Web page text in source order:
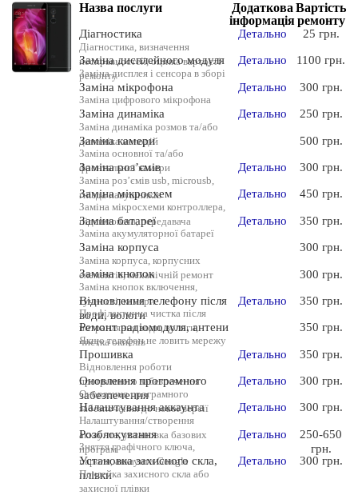
Назва послуги
Діагностика
Діагностика, визначення
несправностей, оцінка вартості
ремонту
Заміна дисплейного модуля
Заміна дисплея і сенсора в зборі
Заміна мікрофона
Заміна цифрового мікрофона
Заміна динаміка
Заміна динаміка розмов та/або
динаміка мелодій
Заміна камери
Заміна основної та/або
фронтальної камери
Заміна роз’ємів
Заміна роз’ємів usb, microusb,
гнізда навушників
Заміна мікросхем
Заміна мікросхеми контроллера,
підсилювача, передавача
Заміна батареї
Заміна акумуляторної батареї
Заміна корпуса
Заміна корпуса, корпусних
елементів, механічній ремонт
Заміна кнопок
Заміна кнопок включення,
гучності, камери
Відновлення телефону після
води, вологи
Профілактична чистка після
потрапляння води, вологи,
чистка окислів
Ремонт радіомодуля, антени
Якщо телефон не ловить мережу
Прошивка
Відновлення роботи
програмного забезпечення
Оновлення програмного
забезпечення
Оновлення програмного
забезпечення до нової версії
Налаштування аккаунта
Налаштування/створення
аккаунта, установка базових
програм
Розблокування
Зняття графічного ключа,
пароля, аккаунта Google
Установка захисного скла,
плівки
Поклейка захисного скла або
захисної плівки
Додаткова
інформація
Детально
Детально
Детально
Детально
Детально
Детально
Детально
Детально
Детально
Детально
Детально
Детально
Детально
Вартість
ремонту
25 грн.
1100 грн.
300 грн.
250 грн.
500 грн.
300 грн.
450 грн.
350 грн.
300 грн.
300 грн.
350 грн.
350 грн.
350 грн.
300 грн.
300 грн.
250-650
грн.
300 грн.